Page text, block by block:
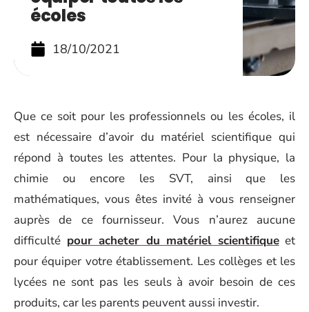
écoles
18/10/2021
Que ce soit pour les professionnels ou les écoles, il
est nécessaire d’avoir du matériel scientifique qui
répond à toutes les attentes. Pour la physique, la
chimie ou encore les SVT, ainsi que les
mathématiques, vous êtes invité à vous renseigner
auprès de ce fournisseur. Vous n’aurez aucune
difficulté pour acheter du matériel scientifiqueet
pour équiper votre établissement. Les collèges et les
lycées ne sont pas les seuls à avoir besoin de ces
produits, car les parents peuvent aussi investir.